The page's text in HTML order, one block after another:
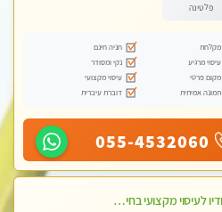
פלטינה
מקלחת
חניה חינם
עיסוי מרגיע
נקי ומסודר
מקום פרטי
עיסוי מקצועי
תמונה אמיתית
דוברת עיברית
055-4532060
סטודיו לעיסוי מקצועי בחיפה, מפואר, נקי ויוקרתי. במקום מבחר מעסות מנוסות לכל סוגי העיסויים.